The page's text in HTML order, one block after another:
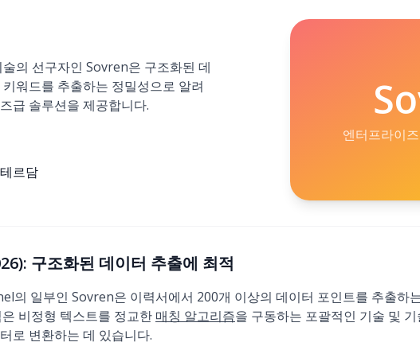
의 선구자인 Sovren은 구조화된 데
워드를 추출하는 정밀성으로 알려
급 솔루션을 제공합니다.
르담
엔터프라이
구조화된 데이터 추출에 최적
의 일부인 Sovren은 이력서에서 200개 이상의 데이터 포인트를 추출하
비정형 텍스트를 정교한 매칭 알고리즘을 구동하는 포괄적인 기술 및
로 변환하는 데 있습니다.